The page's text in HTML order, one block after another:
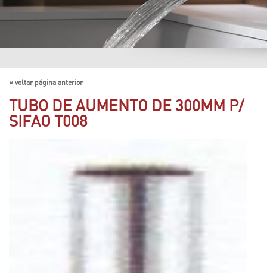
« voltar página anterior
TUBO DE AUMENTO DE 300MM P/
SIFAO T008